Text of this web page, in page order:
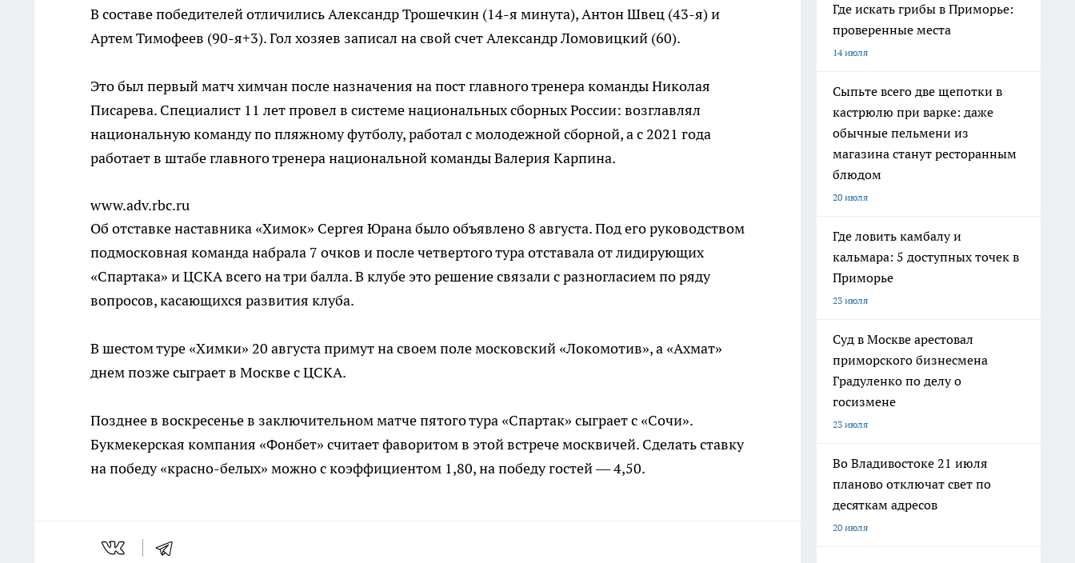
В составе победителей отличились Александр Трошечкин (14-я минута), Антон Швец (43-я) и
Артем Тимофеев (90-я+3). Гол хозяев записал на свой счет Александр Ломовицкий (60).
Это был первый матч химчан после назначения на пост главного тренера команды Николая
Писарева. Специалист 11 лет провел в системе национальных сборных России: возглавлял
национальную команду по пляжному футболу, работал с молодежной сборной, а с 2021 года
работает в штабе главного тренера национальной команды Валерия Карпина.
www.adv.rbc.ru
Об отставке наставника «Химок» Сергея Юрана было объявлено 8 августа. Под его руководством
подмосковная команда набрала 7 очков и после четвертого тура отставала от лидирующих
«Спартака» и ЦСКА всего на три балла. В клубе это решение связали с разногласием по ряду
вопросов, касающихся развития клуба.
В шестом туре «Химки» 20 августа примут на своем поле московский «Локомотив», а «Ахмат»
днем позже сыграет в Москве с ЦСКА.
Позднее в воскресенье в заключительном матче пятого тура «Спартак» сыграет с «Сочи».
Букмекерская компания «Фонбет» считает фаворитом в этой встрече москвичей. Сделать ставку
на победу «красно-белых» можно с коэффициентом 1,80, на победу гостей — 4,50.
Где искать грибы в Приморье:
проверенные места
14 июля
Сыпьте всего две щепотки в
кастрюлю при варке: даже
обычные пельмени из
магазина станут ресторанным
блюдом
20 июля
Где ловить камбалу и
кальмара: 5 доступных точек в
Приморье
23 июля
Суд в Москве арестовал
приморского бизнесмена
Градуленко по делу о
госизмене
23 июля
Во Владивостоке 21 июля
планово отключат свет по
десяткам адресов
20 июля